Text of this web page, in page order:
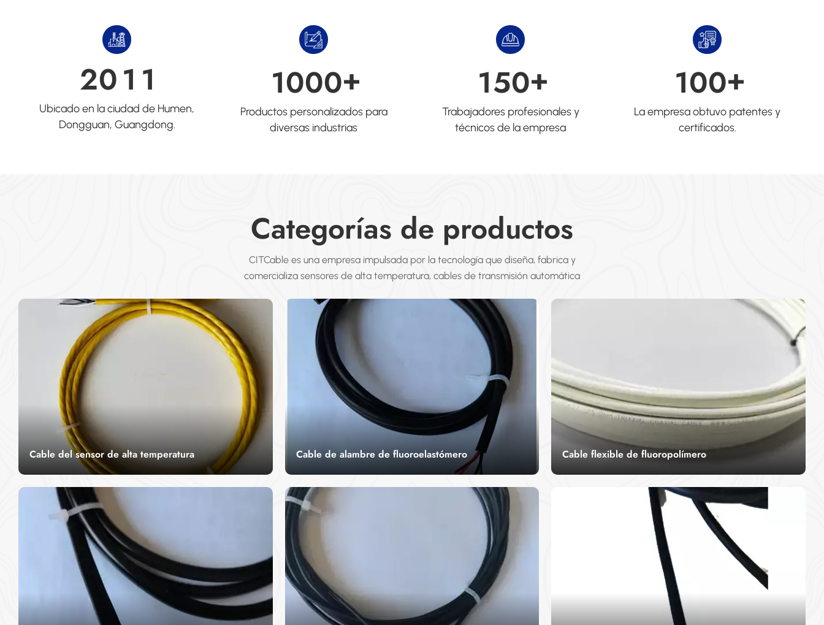
201 1
Ubicado en la ciudad de Humen,
Dongguan, Guangdong.
1000+
Productos personalizados para
diversas industrias
150+
Trabajadores profesionales y
técnicos de la empresa
100+
La empresa obtuvo patentes y
certificados.
Categorías de productos
CITCable es una empresa impulsada por la tecnología que diseña, fabrica y
comercializa sensores de alta temperatura, cables de transmisión automática
Cable del sensor de alta temperatura
El cable sensor de alta temperatura es un tipo
apariencia atractiva, resistencia a la corrosión,
resistencia mecánica, fabricación totalmente
cerrada, larga vida útil, instalación conveniente,
sensibilidad y precisión, etc.
LEER MÁS
Cable de alambre de fluoroelastómero
Nuestro Cable de alambre de fluoroelastómero
químicos y de temperaturas extremas. Gracias a
su resistencia superior al calor, los ácidos y las
condiciones adversas, es la opción ideal para
industrias como la automotriz, la aeroespacial y
la química. Este cable garantiza un rendimiento
fiable y duradero en aplicaciones exigentes,
asegurando la seguridad y la resistencia en
sistemas críticos.
Cable flexible de fluoropolímero
revestimiento de fluoropolímero. Este tipo de
cable posee una excelente resistencia a la
intemperie y al calor, un bajo coeficiente de
fricción, propiedades químicas estables y buenas
propiedades de aislamiento eléctrico.